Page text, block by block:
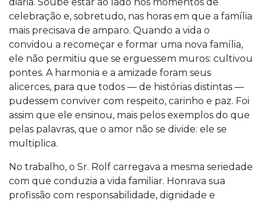
celebração e, sobretudo, nas horas em que a família
mais precisava de amparo. Quando a vida o
convidou a recomeçar e formar uma nova família,
ele não permitiu que se erguessem muros: cultivou
pontes. A harmonia e a amizade foram seus
alicerces, para que todos — de histórias distintas —
pudessem conviver com respeito, carinho e paz. Foi
assim que ele ensinou, mais pelos exemplos do que
pelas palavras, que o amor não se divide: ele se
multiplica.
No trabalho, o Sr. Rolf carregava a mesma seriedade
com que conduzia a vida familiar. Honrava sua
profissão com responsabilidade, dignidade e